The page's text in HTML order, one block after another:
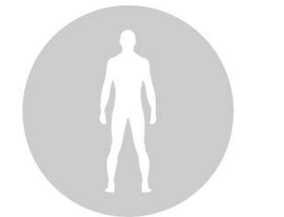
La sieste empêche-t-elle de dormir
la nuit ?